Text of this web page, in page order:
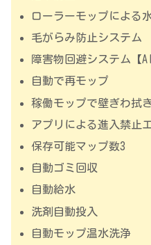
ローラーモップによる
毛がらみ防止システム
障害物回避システム【
自動で再モップ
稼働モップで壁ぎわ拭
アプリによる進入禁止
保存可能マップ数3
自動ゴミ回収
自動給水
洗剤自動投入
自動モップ温水洗浄